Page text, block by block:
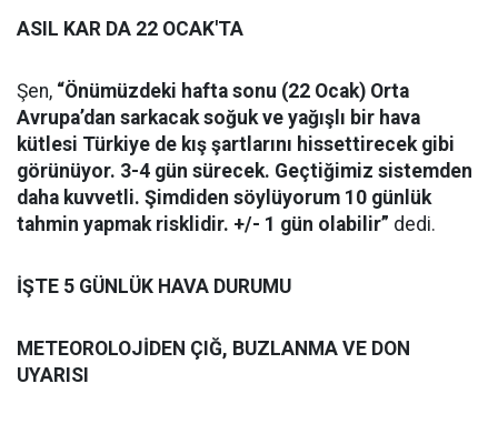
ASIL KAR DA 22 OCAK'TA
Şen, “Önümüzdeki hafta sonu (22 Ocak) Orta
Avrupa’dan sarkacak soğuk ve yağışlı bir hava
kütlesi Türkiye de kış şartlarını hissettirecek gibi
görünüyor. 3-4 gün sürecek. Geçtiğimiz sistemden
daha kuvvetli. Şimdiden söylüyorum 10 günlük
tahmin yapmak risklidir. +/- 1 gün olabilir” dedi.
İŞTE 5 GÜNLÜK HAVA DURUMU
METEOROLOJİDEN ÇIĞ, BUZLANMA VE DON
UYARISI